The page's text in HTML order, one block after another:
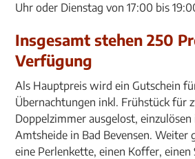
Uhr oder Dienstag von 17:00 bis
Insgesamt stehen 250
Verfügung
Als Hauptpreis wird ein Gutschein
Übernachtungen inkl. Frühstück für
Doppelzimmer ausgelost, einzulösen
Amtsheide in Bad Bevensen. Weiter
eine Perlenkette, einen Koffer, einen